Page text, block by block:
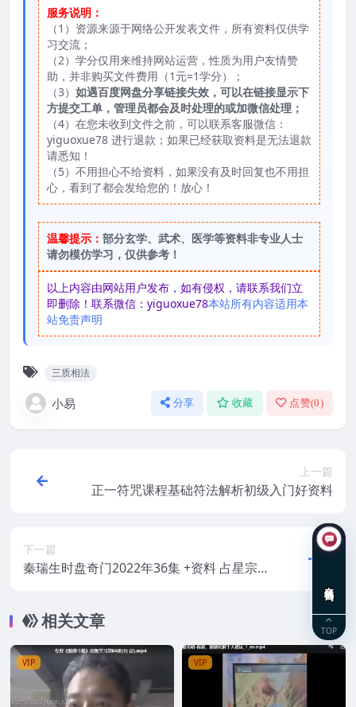
服务说明：
（1）资源来源于网络公开发表文件，所有资料仅供学
习交流；
（2）学分仅用来维持网站运营，性质为用户友情赞
助，并非购买文件费用（1元=1学分）；
（3） 如遇百度网盘分享链接失效，可以在链接显示下
方提交工单，管理员都会及时处理的或加微信处理；
（4）在您未收到文件之前，可以联系客服微信：
yiguoxue78 进行退款；如果已经获取资料是无法退款
请悉知！
（5）不用担心不给资料，如果没有及时回复也不用担
心，看到了都会发给您的！放心！
温馨提示： 部分玄学、武术、医学等资料非专业人士
请勿模仿学习，仅供参考！
以上内容由网站用户发布，如有侵权，请联系我们立
即删除！联系微信：yiguoxue78本站所有内容适用本
站免责声明
三质相法
小易 分享 收藏 点赞(0)
上一篇
正一符咒课程基础符法解析初级入门好资料
下一篇
秦瑞生时盘奇门2022年36集 +资料 占星宗
相关文章
VIP VIP
TOP